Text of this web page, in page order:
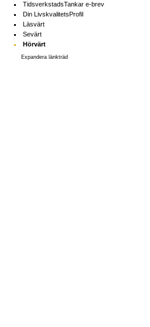
TidsverkstadsTankar e-brev
Din LivskvalitetsProfil
Läsvärt
Sevärt
Hörvärt
Expandera länkträd